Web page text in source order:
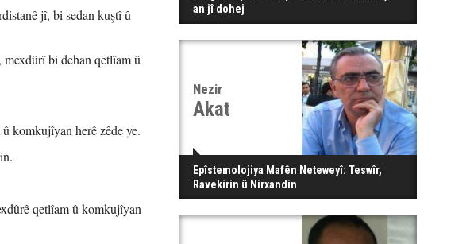
jî, bi sedan kuştî û
bi dehan qetlîam û
komkujîyan herê zêde ye.
qetlîam û komkujîyan
an jî dohej
Nezir
Akat
Epîstemolojiya Mafên Neteweyî: Teswîr,
Ravekirin û Nirxandin